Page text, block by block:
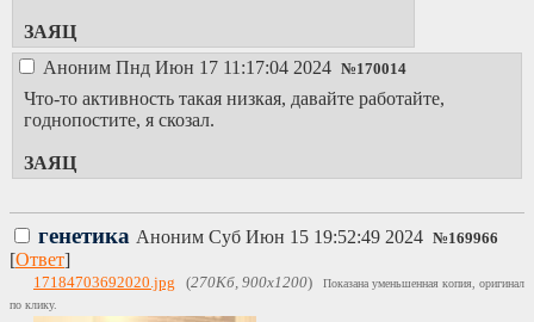
ЗАЯЦ
Аноним Пнд Июн 17 11:17:04 2024 №170014
Что-то активность такая низкая, давайте работайте,
годнопостите, я скозал.
ЗАЯЦ
генетика Аноним Суб Июн 15 19:52:49 2024 №169966
[Ответ]
17184703692020.jpg (270Кб, 900x1200)
Показана уменьшенная копия, оригинал
по клику.